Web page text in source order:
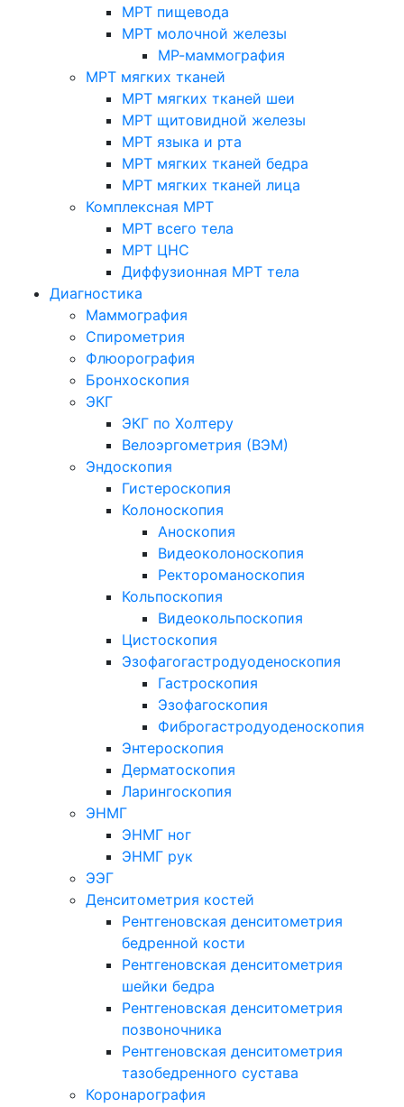
МРТ пищевода
МРТ молочной железы
МР-маммография
МРТ мягких тканей
МРТ мягких тканей шеи
МРТ щитовидной железы
МРТ языка и рта
МРТ мягких тканей бедра
МРТ мягких тканей лица
Комплексная МРТ
МРТ всего тела
МРТ ЦНС
Диффузионная МРТ тела
Диагностика
Маммография
Спирометрия
Флюорография
Бронхоскопия
ЭКГ
ЭКГ по Холтеру
Велоэргометрия (ВЭМ)
Эндоскопия
Гистероскопия
Колоноскопия
Аноскопия
Видеоколоноскопия
Ректороманоскопия
Кольпоскопия
Видеокольпоскопия
Цистоскопия
Эзофагогастродуоденоскопия
Гастроскопия
Эзофагоскопия
Фиброгастродуоденоскопия
Энтероскопия
Дерматоскопия
Ларингоскопия
ЭНМГ
ЭНМГ ног
ЭНМГ рук
ЭЭГ
Денситометрия костей
Рентгеновская денситометрия
бедренной кости
Рентгеновская денситометрия
шейки бедра
Рентгеновская денситометрия
позвоночника
Рентгеновская денситометрия
тазобедренного сустава
Коронарография